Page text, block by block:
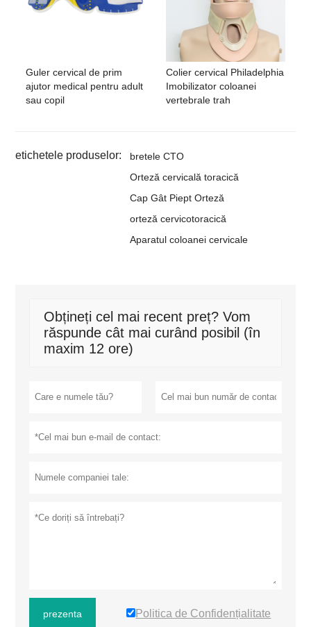
Guler cervical de prim
ajutor medical pentru adult
sau copil
Colier cervical Philadelphia
Imobilizator coloanei
vertebrale trah
etichetele produselor:
bretele CTO
Orteză cervicală toracică
Cap Gât Piept Orteză
orteză cervicotoracică
Aparatul coloanei cervicale
Obțineți cel mai recent preț? Vom
răspunde cât mai curând posibil (în
maxim 12 ore)
prezenta Politica de Confidențialitate